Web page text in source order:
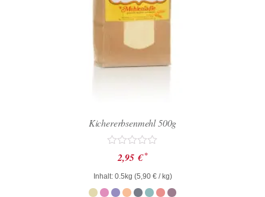
Kichererbsenmehl 500g
Bewertet
mit
0
von
5
2,95 € *
Inhalt: 0.5kg (5,90 €/ kg)